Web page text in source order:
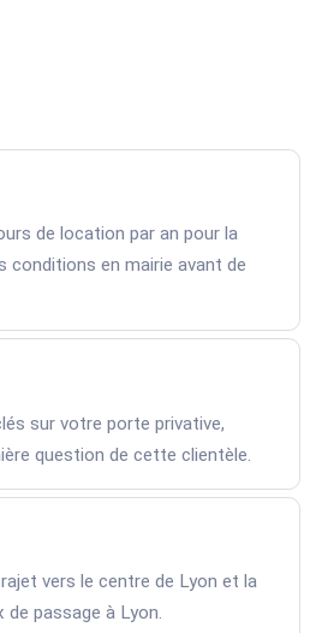
de location par an pour la
conditions en mairie avant de
sur votre porte privative,
question de cette clientèle.
vers le centre de Lyon et la
passage à Lyon.